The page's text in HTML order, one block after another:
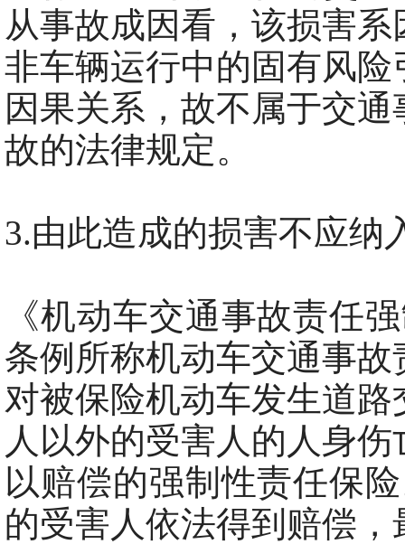
从事故成因看，该损害
非车辆运行中的固有风
因果关系，故不属于交
故的法律规定。
3.由此造成的损害不应纳
《机动车交通事故责任
条例所称机动车交通事
对被保险机动车发生道
人以外的受害人的人身
以赔偿的强制性责任保
的受害人依法得到赔偿